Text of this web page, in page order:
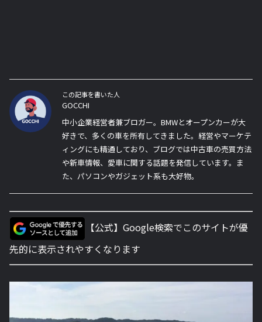
この記事を書いた人
GOCCHI
中小企業経営者兼ブロガー。BMWとオープンカーが大
好きで、多くの車を所有してきました。経営やマーケテ
ィングにも精通しており、ブログでは中古車の売買方法
や新車情報、愛車に関する話題を発信しています。ま
た、パソコンやガジェット系も大好物。
【公式】Google検索でこのサイトが優
先的に表示されやすくなります